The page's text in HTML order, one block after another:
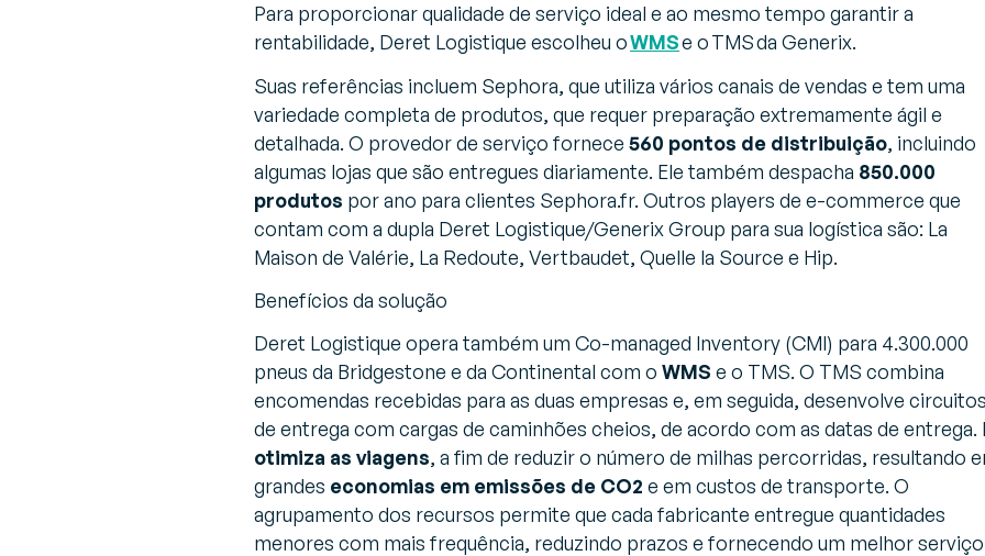
Para proporcionar qualidade de serviço ideal e ao mesmo tempo garantir a
rentabilidade, Deret Logistique escolheu oWMSe o TMS da Generix.
Suas referências incluem Sephora, que utiliza vários canais de vendas e tem uma
variedade completa de produtos, que requer preparação extremamente ágil e
detalhada. O provedor de serviço fornece 560 pontos de distribuição, incluindo
algumas lojas que são entregues diariamente. Ele também despacha 850.000
produtos por ano para clientes Sephora.fr. Outros players de e-commerce que
contam com a dupla Deret Logistique/Generix Group para sua logística são: La
Maison de Valérie, La Redoute, Vertbaudet, Quelle la Source e Hip.
Benefícios da solução
Deret Logistique opera também um Co-managed Inventory (CMI) para 4.300.000
pneus da Bridgestone e da Continental com o WMS e o TMS. O TMS combina
encomendas recebidas para as duas empresas e, em seguida, desenvolve circuitos
de entrega com cargas de caminhões cheios, de acordo com as datas de entrega.
otimiza as viagens, a fim de reduzir o número de milhas percorridas, resultando
grandes economias em emissões de CO2 e em custos de transporte. O
agrupamento dos recursos permite que cada fabricante entregue quantidades
menores com mais frequência, reduzindo prazos e fornecendo um melhor serviço